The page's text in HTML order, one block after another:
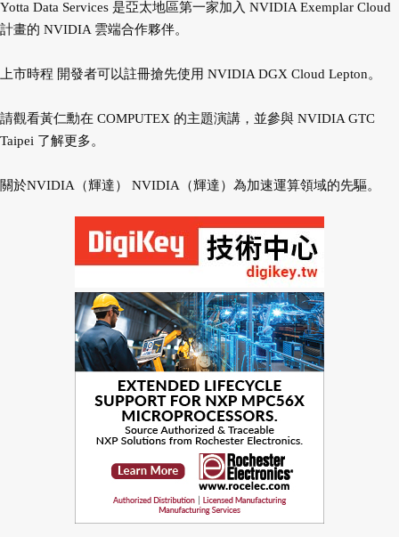
Yotta Data Services 是亞太地區第一家加入 NVIDIA Exemplar Cloud
計畫的 NVIDIA 雲端合作夥伴。
上市時程 開發者可以註冊搶先使用 NVIDIA DGX Cloud Lepton。
請觀看黃仁勳在 COMPUTEX 的主題演講，並參與 NVIDIA GTC
Taipei 了解更多。
關於NVIDIA（輝達） NVIDIA（輝達）為加速運算領域的先驅。